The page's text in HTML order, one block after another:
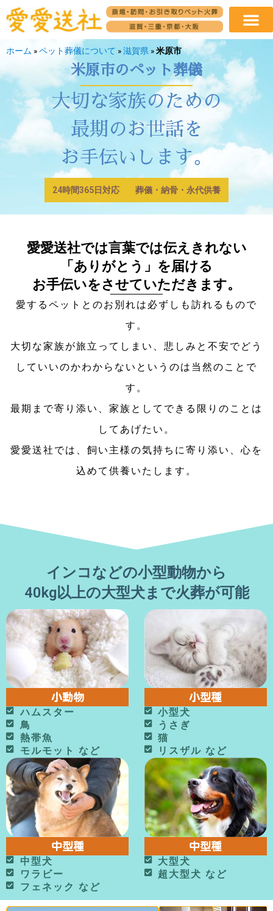
ホーム »ペット葬儀について »滋賀県 »米原市
米原市のペット葬儀
大切な家族のための
最期のお世話を
お手伝いします。
24時間365日対応 葬儀・納骨・永代供養
愛愛送社では言葉では伝えきれない
「ありがとう」を届ける
お手伝いをさせていただきます。
愛するペットとのお別れは必ずしも訪れるもので
す。
大切な家族が旅立ってしまい、悲しみと不安でどう
していいのかわからないというのは当然のことで
す。
最期まで寄り添い、家族としてできる限りのことは
してあげたい。
愛愛送社では、飼い主様の気持ちに寄り添い、心を
込めて供養いたします。
インコなどの小型動物から
40kg以上の大型犬まで火葬が可能
小動物
ハムスター
鳥
熱帯魚
モルモット など
小型種
小型犬
うさぎ
猫
リスザル など
中型種
中型犬
ワラビー
フェネック など
中型種
大型犬
超大型犬 など